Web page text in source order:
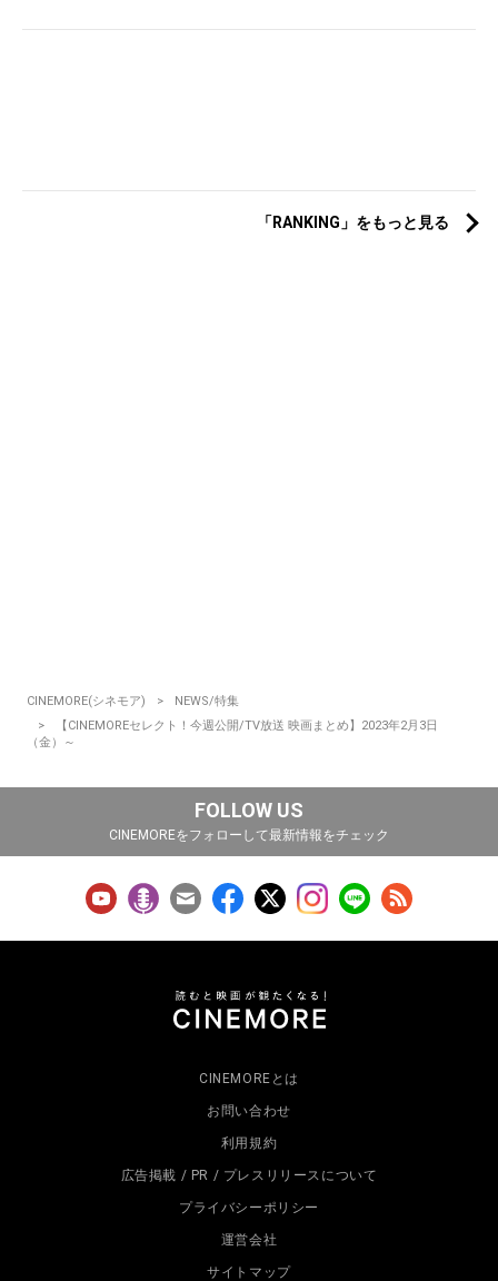
「RANKING」をもっと見る
CINEMORE(シネモア)
NEWS/特集
【CINEMOREセレクト！今週公開/TV放送 映画まとめ】2023年2月3日
（金）～
FOLLOW US
CINEMOREをフォローして最新情報をチェック
CINEMOREとは
お問い合わせ
利用規約
広告掲載 / PR / プレスリリースについて
プライバシーポリシー
運営会社
サイトマップ